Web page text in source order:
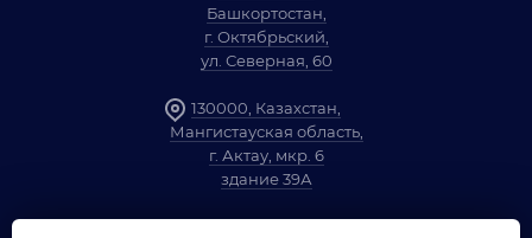
Башкортостан,
г. Октябрьский,
ул. Северная, 60
130000, Казахстан,
Мангистауская область,
г. Актау, мкр. 6
здание 39А